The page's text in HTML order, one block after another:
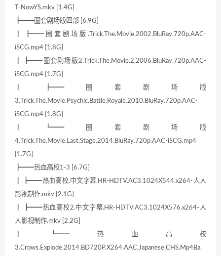
T-NowYS.mkv [1.4G]
┣━━圈套剧场版四部 [6.9G]
┃ ┣━━圈套剧场版.Trick.The.Movie.2002.BluRay.720p.AAC-
iSCG.mp4 [1.8G]
┃ ┣━━圈套剧场版2.Trick.The.Movie.2.2006.BluRay.720p.AAC-
iSCG.mp4 [1.7G]
┃ ┣━━圈套剧场版
3.Trick.The.Movie.Psychic.Battle.Royale.2010.BluRay.720p.AAC-
iSCG.mp4 [1.8G]
┃ ┗━━圈套剧场版
4.Trick.The.Movie.Last.Stage.2014.BluRay.720p.AAC-iSCG.mp4
[1.7G]
┣━━热血高校1-3 [6.7G]
┃ ┣━━热血高校.中文字幕.HR-HDTV.AC3.1024X544.x264-人人
影视制作.mkv [2.1G]
┃ ┣━━热血高校2.中文字幕.HR-HDTV.AC3.1024X576.x264-人
人影视制作.mkv [2.2G]
┃ ┗━━热血高校
3.Crows.Explode.2014.BD720P.X264.AAC.Japanese.CHS.Mp4Ba.